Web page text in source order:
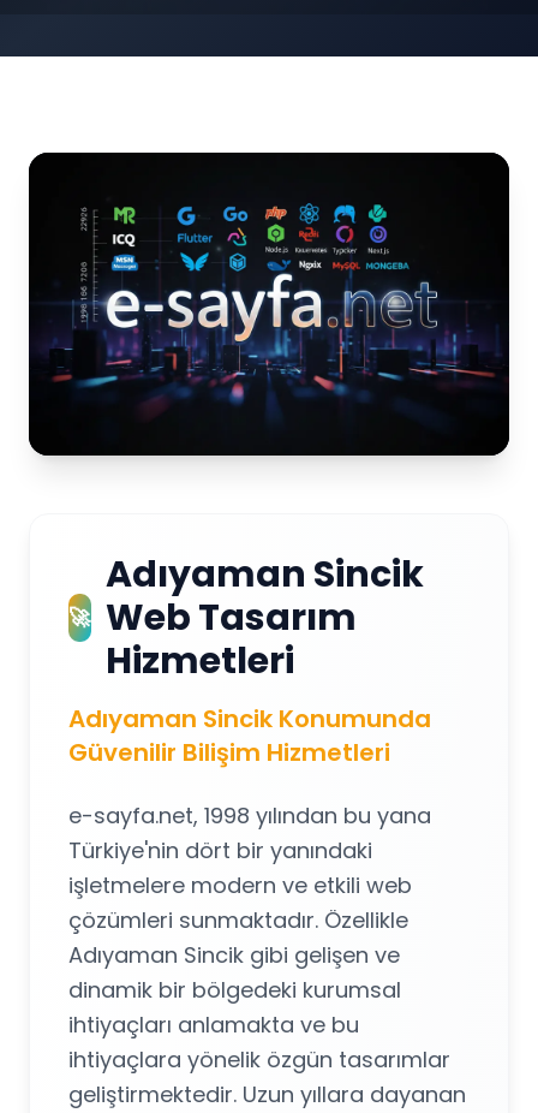
🚀
Adıyaman Sincik
Web Tasarım
Hizmetleri
Adıyaman Sincik Konumunda
Güvenilir Bilişim Hizmetleri
e-sayfa.net, 1998 yılından bu yana
Türkiye'nin dört bir yanındaki
işletmelere modern ve etkili web
çözümleri sunmaktadır. Özellikle
Adıyaman Sincik gibi gelişen ve
dinamik bir bölgedeki kurumsal
ihtiyaçları anlamakta ve bu
ihtiyaçlara yönelik özgün tasarımlar
geliştirmektedir. Uzun yıllara dayanan